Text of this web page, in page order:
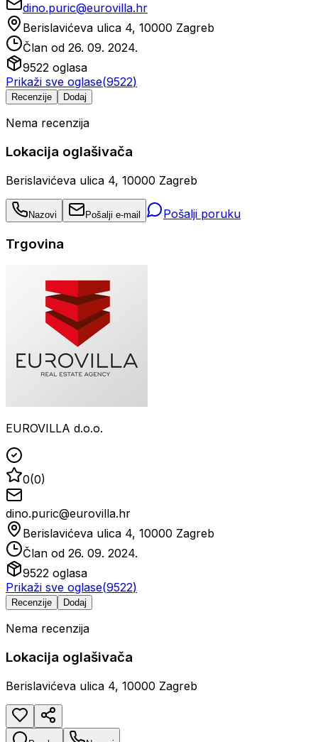
dino.puric@eurovilla.hr
Berislavićeva ulica 4, 10000 Zagreb
Član od 26. 09. 2024.
9522 oglasa
Prikaži sve oglase(9522)
Recenzije Dodaj
Nema recenzija
Lokacija oglašivača
Berislavićeva ulica 4, 10000 Zagreb
Nazovi Pošalji e-mail Pošalji poruku
Trgovina
EUROVILLA d.o.o.
0(0)
dino.puric@eurovilla.hr
Berislavićeva ulica 4, 10000 Zagreb
Član od 26. 09. 2024.
9522 oglasa
Prikaži sve oglase(9522)
Recenzije Dodaj
Nema recenzija
Lokacija oglašivača
Berislavićeva ulica 4, 10000 Zagreb